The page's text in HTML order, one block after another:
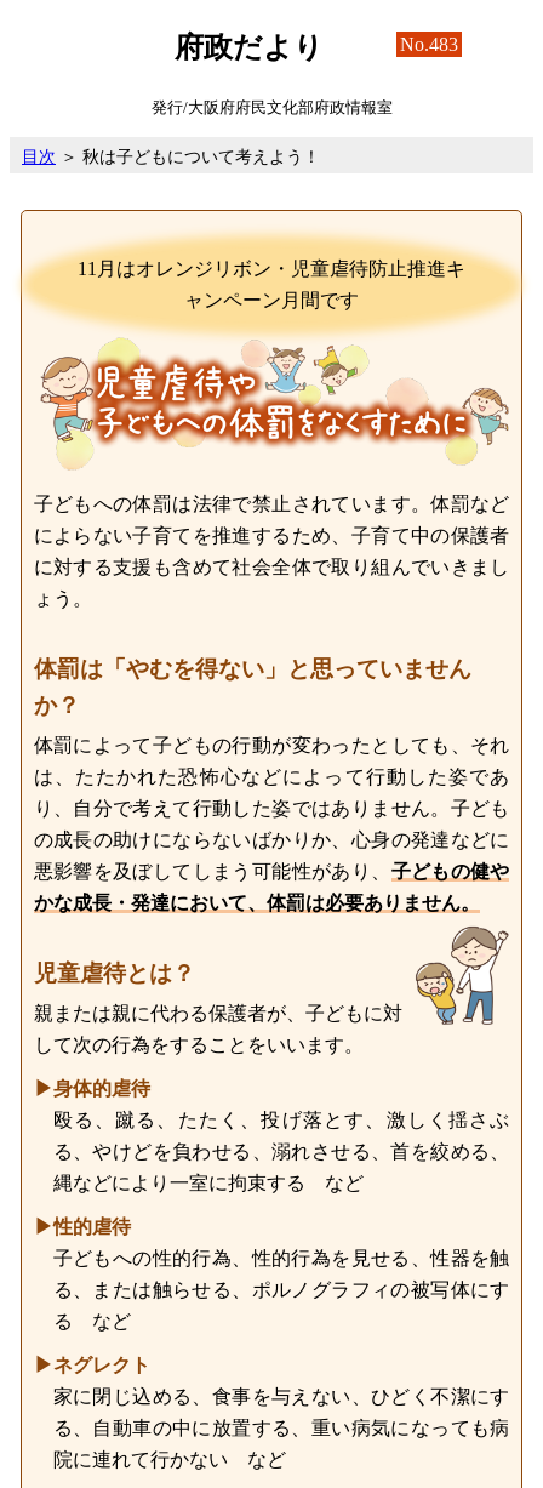
府政だより No.483
発行/大阪府府民文化部府政情報室
目次 ＞ 秋は子どもについて考えよう！
11月はオレンジリボン・児童虐待防止推進キ
ャンペーン月間です
子どもへの体罰は法律で禁止されています。体罰など
によらない子育てを推進するため、子育て中の保護者
に対する支援も含めて社会全体で取り組んでいきまし
ょう。
体罰は「やむを得ない」と思っていません
か？
体罰によって子どもの行動が変わったとしても、それ
は、たたかれた恐怖心などによって行動した姿であ
り、自分で考えて行動した姿ではありません。子ども
の成長の助けにならないばかりか、心身の発達などに
悪影響を及ぼしてしまう可能性があり、 子どもの健や
かな成長・発達において、体罰は必要ありません。
児童虐待とは？
親または親に代わる保護者が、子どもに対
して次の行為をすることをいいます。
▶身体的虐待
殴る、蹴る、たたく、投げ落とす、激しく揺さぶ
る、やけどを負わせる、溺れさせる、首を絞める、
縄などにより一室に拘束する など
▶性的虐待
子どもへの性的行為、性的行為を見せる、性器を触
る、または触らせる、ポルノグラフィの被写体にす
る など
▶ネグレクト
家に閉じ込める、食事を与えない、ひどく不潔にす
る、自動車の中に放置する、重い病気になっても病
院に連れて行かない など